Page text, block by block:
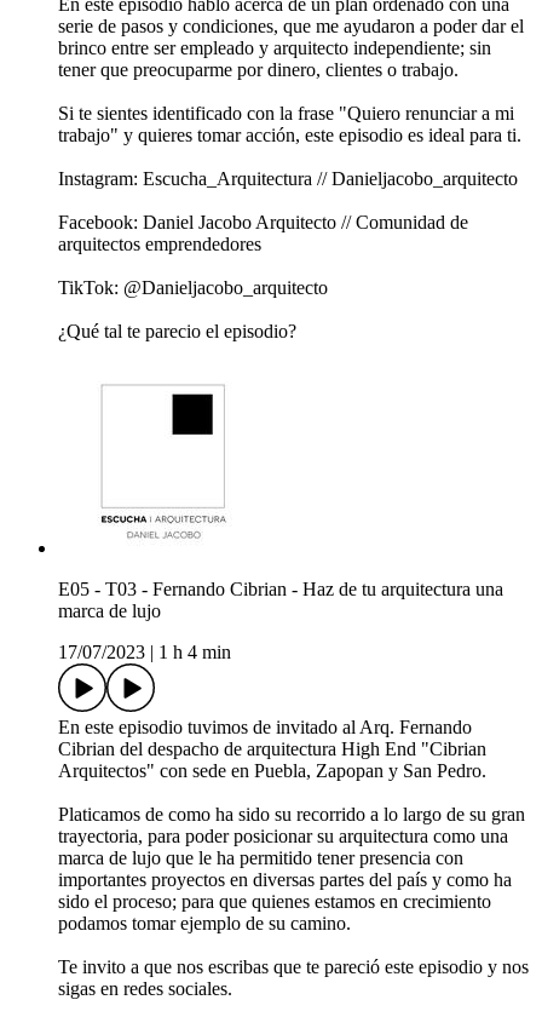
En este episodio hablo acerca de un plan ordenado con una
serie de pasos y condiciones, que me ayudaron a poder dar el
brinco entre ser empleado y arquitecto independiente; sin
tener que preocuparme por dinero, clientes o trabajo.
Si te sientes identificado con la frase "Quiero renunciar a mi
trabajo" y quieres tomar acción, este episodio es ideal para ti.
Instagram: Escucha_Arquitectura // Danieljacobo_arquitecto
Facebook: Daniel Jacobo Arquitecto // Comunidad de
arquitectos emprendedores
TikTok: @Danieljacobo_arquitecto
¿Qué tal te parecio el episodio?
E05 - T03 - Fernando Cibrian - Haz de tu arquitectura una
marca de lujo
17/07/2023
1 h 4 min
En este episodio tuvimos de invitado al Arq. Fernando
Cibrian del despacho de arquitectura High End "Cibrian
Arquitectos" con sede en Puebla, Zapopan y San Pedro.
Platicamos de como ha sido su recorrido a lo largo de su gran
trayectoria, para poder posicionar su arquitectura como una
marca de lujo que le ha permitido tener presencia con
importantes proyectos en diversas partes del país y como ha
sido el proceso; para que quienes estamos en crecimiento
podamos tomar ejemplo de su camino.
Te invito a que nos escribas que te pareció este episodio y nos
sigas en redes sociales.